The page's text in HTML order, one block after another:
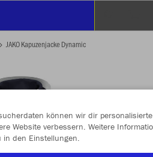
JAKO Kapuzenjacke Dynamic
können wir dir personalisierte
Website verbessern. Weitere
in den Einstellungen.